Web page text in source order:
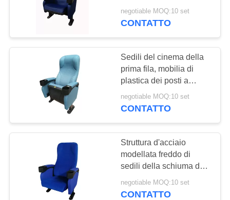
CONTROLLO
DI
QUALITÀ
CONTATTICI
MAPPA
polvere di schiuma di
alta densità, resistente.
negotiable MOQ:10 set
CONTATTO
Sedili del cinema della
prima fila, mobilia di
plastica dei posti a
sedere del teatro
montata a pavimento
negotiable MOQ:10 set
CONTATTO
Struttura d'acciaio
modellata freddo di
sedili della schiuma del
cinema commerciale di
spettacolo
negotiable MOQ:10 set
CONTATTO